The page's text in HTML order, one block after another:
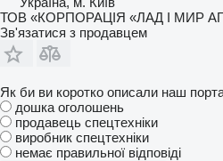
ТОВ «КОРПОРАЦІЯ «ЛАД І МИР
Зв'язатися з продавцем
Як би ви коротко описали наш
дошка оголошень
продавець спецтехніки
виробник спецтехніки
немає правильної відповіді